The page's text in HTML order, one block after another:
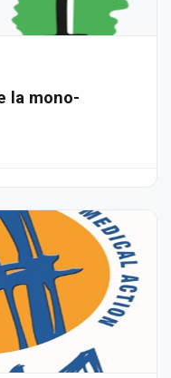
la mono-